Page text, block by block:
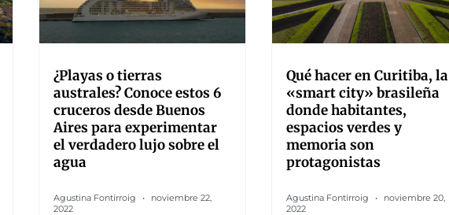
¿Playas o tierras
australes? Conoce estos 6
cruceros desde Buenos
Aires para experimentar
el verdadero lujo sobre el
agua
Agustina Fontirroig
noviembre 22,
2022
Qué hacer en Curitiba, la
«smart city» brasileña
donde habitantes,
espacios verdes y
memoria son
protagonistas
Agustina Fontirroig
noviembre 20,
2022